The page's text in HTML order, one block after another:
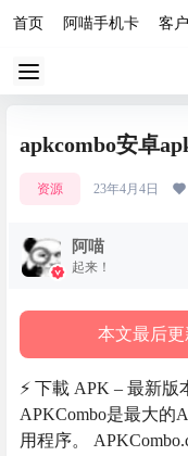
首页 阿喵手机卡 客
apkcombo安卓
资源 23年4月4日
阿喵
起来！
本文最后更
⚡️ 下載 APK – 最新版
APKCombo是最大的
用程序。